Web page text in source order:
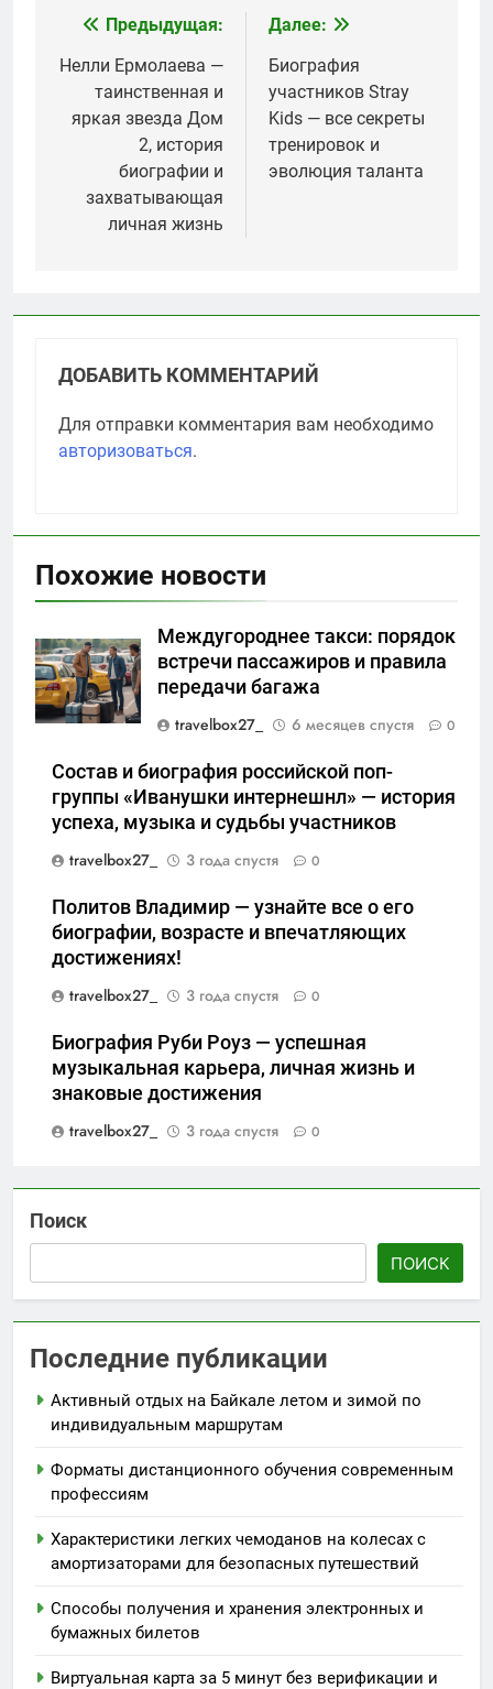
Навигация
по
записям
Предыдущая:
Нелли Ермолаева —
таинственная и
яркая звезда Дом
2, история
биографии и
захватывающая
личная жизнь
Далее:
Биография
участников Stray
Kids — все секреты
тренировок и
эволюция таланта
ДОБАВИТЬ КОММЕНТАРИЙ
Для отправки комментария вам необходимо
авторизоваться.
Похожие новости
Междугороднее такси: порядок
встречи пассажиров и правила
передачи багажа
travelbox27_
6 месяцев спустя 0
Состав и биография российской поп-
группы «Иванушки интернешнл» — история
успеха, музыка и судьбы участников
travelbox27_
3 года спустя 0
Политов Владимир — узнайте все о его
биографии, возрасте и впечатляющих
достижениях!
travelbox27_
3 года спустя 0
Биография Руби Роуз — успешная
музыкальная карьера, личная жизнь и
знаковые достижения
travelbox27_
3 года спустя 0
Поиск
ПОИСК
Последние публикации
Активный отдых на Байкале летом и зимой по
индивидуальным маршрутам
Форматы дистанционного обучения современным
профессиям
Характеристики легких чемоданов на колесах с
амортизаторами для безопасных путешествий
Способы получения и хранения электронных и
бумажных билетов
Виртуальная карта за 5 минут без верификации и